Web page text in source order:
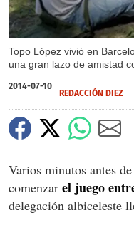
Topo López vivió en
una gran lazo de amistad
2014-07-10
REDACCIÓN DIEZ
Varios minutos antes
comenzar el juego
delegación albiceleste